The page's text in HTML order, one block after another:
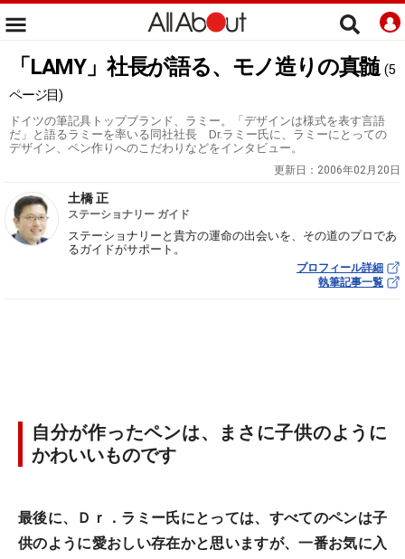
「LAMY」社長が語る、モノ造りの真髄 (5
ページ目)
ドイツの筆記具トップブランド、ラミー。「デザインは様式を表す言語
だ」と語るラミーを率いる同社社長 Dr.ラミー氏に、ラミーにとっての
デザイン、ペン作りへのこだわりなどをインタビュー。
更新日： 2006年02月20日
土橋 正
ステーショナリー ガイド
ステーショナリーと貴方の運命の出会いを、その道のプロであ
るガイドがサポート。
プロフィール詳細
執筆記事一覧
自分が作ったペンは、まさに子供のように
かわいいものです
最後に、Ｄｒ．ラミー氏にとっては、すべてのペンは子
供のように愛おしい存在かと思いますが、一番お気に入